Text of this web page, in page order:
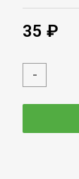
35 ₽
-